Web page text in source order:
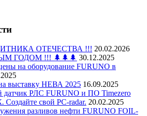
ОТЕЧЕСТВА !!! 20.02.2026
ГОДОМ !!! 🌲🌲🌲 30.12.2025
на оборудование FURUNO в
выставку НЕВА 2025 16.09.2025
датчик РЛС FURUNO и ПО Timezero
свой PC-radar. 20.02.2025
разливов нефти FURUNO FOIL-